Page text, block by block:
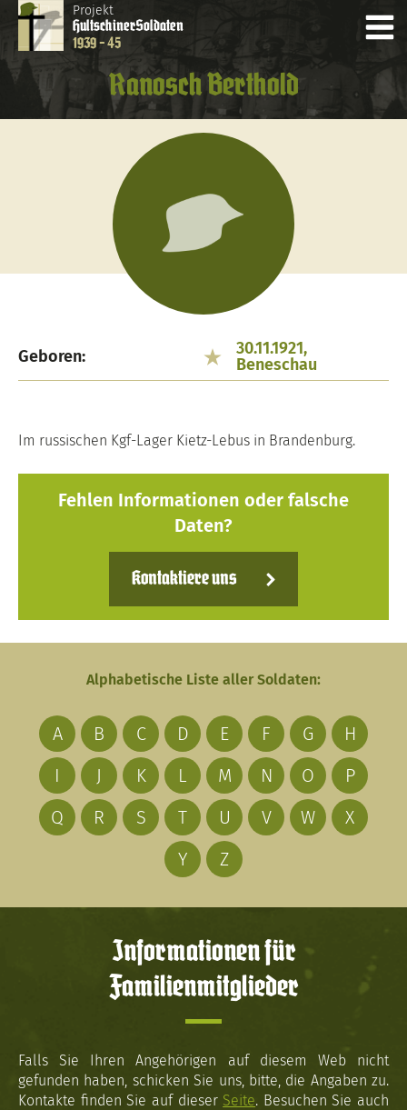
Projekt
HultschinerSoldaten
1939 - 45
Ranosch Berthold
Geboren:
30.11.1921,
Beneschau
Im russischen Kgf-Lager Kietz-Lebus in Brandenburg.
Fehlen Informationen oder falsche
Daten?
Kontaktiere uns
Alphabetische Liste aller Soldaten:
A B C D E F G
H
I
J K L M N O
P
Q
R S T U V W
X
Y
Z
Informationen für
Familienmitglieder
Falls Sie Ihren Angehörigen auf diesem Web nicht
gefunden haben, schicken Sie uns, bitte, die Angaben zu.
Kontakte finden Sie auf dieser Seite. Besuchen Sie auch